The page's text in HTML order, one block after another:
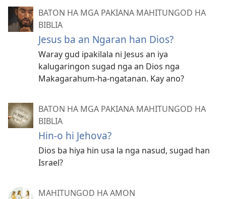
BATON HA MGA PAKIANA MAHITUNGOD HA
BIBLIA
Jesus ba an Ngaran han Dios?
Waray gud ipakilala ni Jesus an iya
kalugaringon sugad nga an Dios nga
Makagarahum-ha-ngatanan. Kay ano?
BATON HA MGA PAKIANA MAHITUNGOD HA
BIBLIA
Hin-o hi Jehova?
Dios ba hiya hin usa la nga nasud, sugad han
Israel?
MAHITUNGOD HA AMON